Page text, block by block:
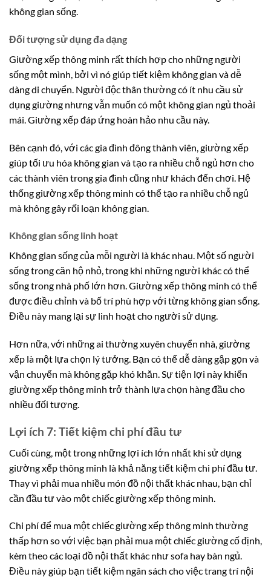
không gian sống.
Đối tượng sử dụng đa dạng
Giường xếp thông minh rất thích hợp cho những người
sống một mình, bởi vì nó giúp tiết kiệm không gian và dễ
dàng di chuyển. Người độc thân thường có ít nhu cầu sử
dụng giường nhưng vẫn muốn có một không gian ngủ thoải
mái. Giường xếp đáp ứng hoàn hảo nhu cầu này.
Bên cạnh đó, với các gia đình đông thành viên, giường xếp
giúp tối ưu hóa không gian và tạo ra nhiều chỗ ngủ hơn cho
các thành viên trong gia đình cũng như khách đến chơi. Hệ
thống giường xếp thông minh có thể tạo ra nhiều chỗ ngủ
mà không gây rối loạn không gian.
Không gian sống linh hoạt
Không gian sống của mỗi người là khác nhau. Một số người
sống trong căn hộ nhỏ, trong khi những người khác có thể
sống trong nhà phố lớn hơn. Giường xếp thông minh có thể
được điều chỉnh và bố trí phù hợp với từng không gian sống.
Điều này mang lại sự linh hoạt cho người sử dụng.
Hơn nữa, với những ai thường xuyên chuyển nhà, giường
xếp là một lựa chọn lý tưởng. Bạn có thể dễ dàng gập gọn và
vận chuyển mà không gặp khó khăn. Sự tiện lợi này khiến
giường xếp thông minh trở thành lựa chọn hàng đầu cho
nhiều đối tượng.
Lợi ích 7: Tiết kiệm chi phí đầu tư
Cuối cùng, một trong những lợi ích lớn nhất khi sử dụng
giường xếp thông minh là khả năng tiết kiệm chi phí đầu tư.
Thay vì phải mua nhiều món đồ nội thất khác nhau, bạn chỉ
cần đầu tư vào một chiếc giường xếp thông minh.
Chi phí để mua một chiếc giường xếp thông minh thường
thấp hơn so với việc bạn phải mua một chiếc giường cố định,
kèm theo các loại đồ nội thất khác như sofa hay bàn ngủ.
Điều này giúp bạn tiết kiệm ngân sách cho việc trang trí nội